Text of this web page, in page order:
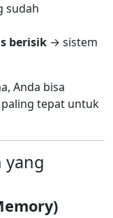
sudah
berisik → sistem
Anda bisa
tepat untuk
yang